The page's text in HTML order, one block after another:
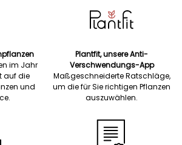
im Jahr
auf die
und
Plantfit, unsere Anti-
Verschwendungs-App
Maßgeschneiderte Ratschläge,
um die für Sie richtigen Pflanzen
auszuwählen.